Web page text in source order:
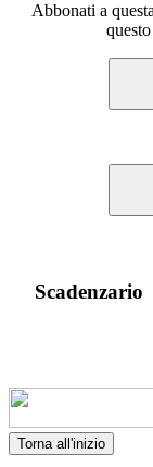
Abbonati a
Scadenzario
Torna all'inizio